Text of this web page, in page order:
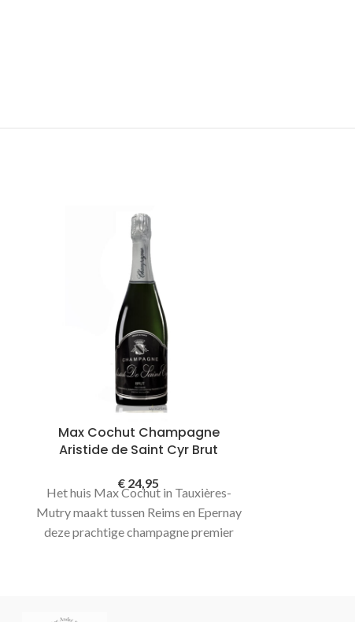
Max Cochut Champagne
Aristide de Saint Cyr Brut
€ 24,95
Het huis Max Cochut in Tauxières-
Mutry maakt tussen Reims en Epernay
deze prachtige champagne premier